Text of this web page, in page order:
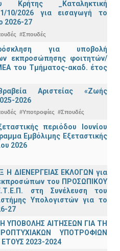
Κρήτης _Καταληκτική
10/2026 για εισαγωγή το
2026-27
#Σπουδές
για υποβολή
εκπροσώπησης φοιτητών/
του Τμήματος-ακαδ. έτος
Αριστείας «Ζωής
2026
#Υποτροφίες #Σπουδές
περιόδου Ιουνίου
Εμβόλιμης Εξεταστικής
2026
Η ΔΙΕΝΕΡΓΕΙΑΣ ΕΚΛΟΓΩΝ για
του ΠΡΟΣΩΠΙΚΟΥ
στη Συνέλευση του
Υπολογιστών για το
27
ΥΠΟΒΟΛΗΣ ΑΙΤΗΣΕΩΝ ΓΙΑ ΤΗ
ΥΠΟΤΡΟΦΙΩΝ
2023-2024